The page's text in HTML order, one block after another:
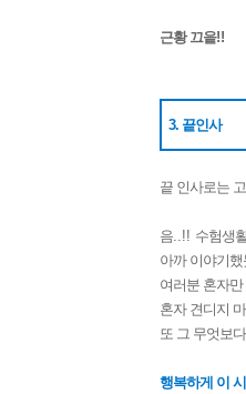
근황 끄읕!!
3. 끝인사
끝 인사로는
음 ..!! 수험생
아까 이야기
여러분 혼자
혼자 견디지
또 그 무엇보
행복하게 이